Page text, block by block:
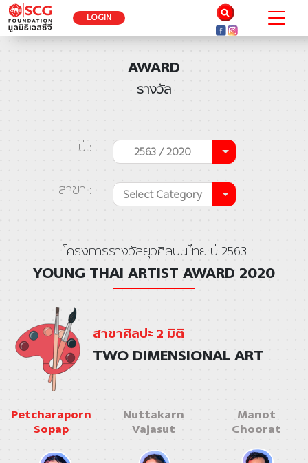
LOGIN
AWARD
รางวัล
ปี : 2563 / 2020
สาขา : Select Category
โครงการรางวัลยุวศิลปินไทย ปี 2563
YOUNG THAI ARTIST AWARD 2020
สาขาศิลปะ 2 มิติ
TWO DIMENSIONAL ART
Petcharaporn
Sopap
Nuttakarn
Vajasut
Manot
Choorat